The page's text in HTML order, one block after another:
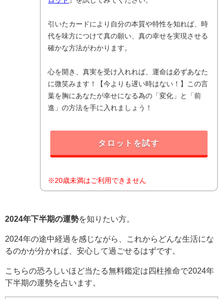
引いたカードにより自分の本質や特性を知れば、時
代を味方につけて真の願い、真の幸せを実現させる
確かな方法がわかります。
心を開き、真実を受け入れれば、運命は必ずあなた
に微笑みます！【今よりも遅い時はない！】この言
葉を胸にあなたが幸せになる為の「変化」と「前
進」の方法を手に入れましょう！
タロットを試す
※20歳未満はご利用できません
2024年下半期の運勢を知りたい方。
2024年の途中経過を感じながら、これからどんな生活にな
るのかが分かれば、安心して過ごせるはずです。
こちらの恐ろしいほど当たる無料鑑定は四柱推命で2024年
下半期の運勢を占います。